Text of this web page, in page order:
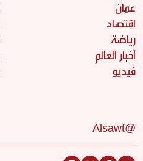
عمان
اقتصاد
رياضة
أخبار العالم
فيديو
@Alsawt